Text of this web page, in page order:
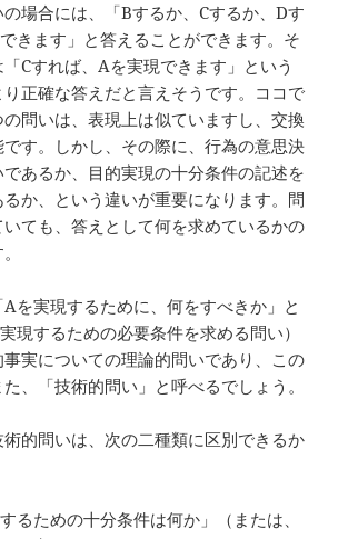
場合には、「Bするか、Cするか、Dす
きます」と答えることができます。そ
Cすれば、Aを実現できます」という
正確な答えだと言えそうです。ココで
問いは、表現上は似ていますし、交換
す。しかし、その際に、行為の意思決
あるか、目的実現の十分条件の記述を
か、という違いが重要になります。問
ても、答えとして何を求めているかの
Aを実現するために、何をすべきか」と
現するための必要条件を求める問い）
事実についての理論的問いであり、この
、「技術的問い」と呼べるでしょう。
的問いは、次の二種類に区別できるか
ための十分条件は何か」（または、